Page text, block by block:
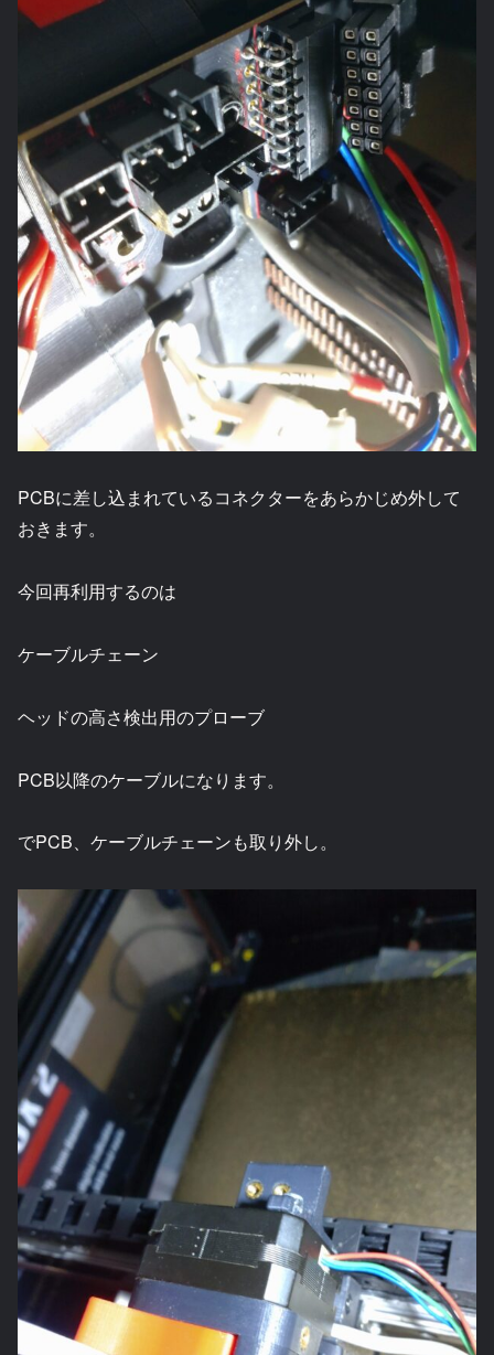
PCBに差し込まれているコネクターをあらかじめ外して
おきます。
今回再利用するのは
ケーブルチェーン
ヘッドの高さ検出用のプローブ
PCB以降のケーブルになります。
でPCB、ケーブルチェーンも取り外し。